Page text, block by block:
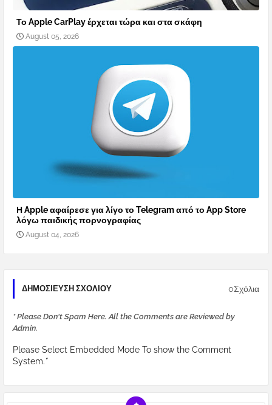
Το Apple CarPlay έρχεται τώρα και στα σκάφη
August 05, 2026
Η Apple αφαίρεσε για λίγο το Telegram από το App Store
λόγω παιδικής πορνογραφίας
August 04, 2026
ΔΗΜΟΣΊΕΥΣΗ ΣΧΟΛΊΟΥ 0Σχόλια
* Please Don't Spam Here. All the Comments are Reviewed by
Admin.
Please Select Embedded Mode To show the Comment
System.*